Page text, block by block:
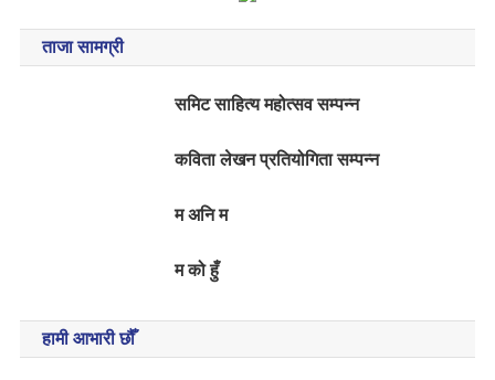
ताजा सामग्री
समिट साहित्य महोत्सव सम्पन्न
कविता लेखन प्रतियोगिता सम्पन्न
म अनि म
म को हुँ
हामी आभारी छौँ